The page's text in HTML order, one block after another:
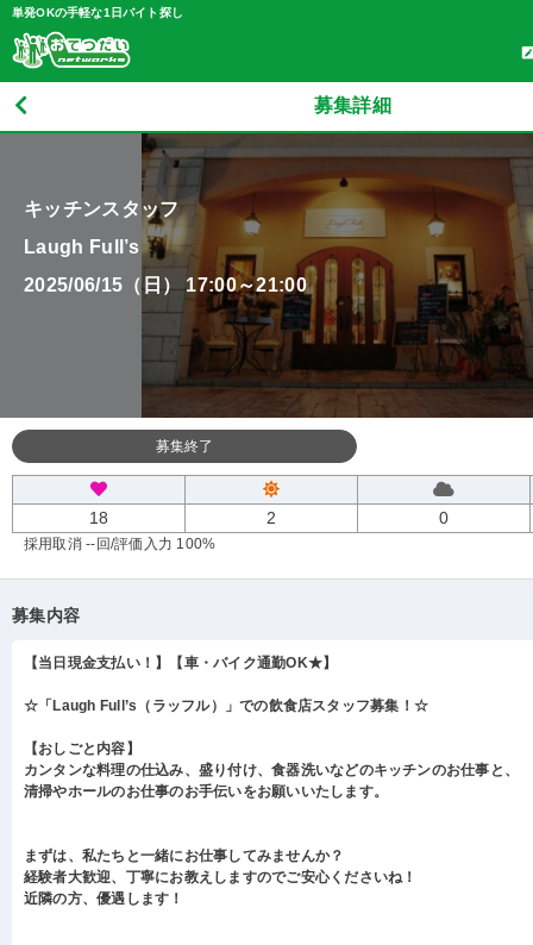
単発OKの手軽な1日バイト探し
募集詳細
キッチンスタッフ
Laugh Full’s
2025/06/15（日） 17:00～21:00
募集終了
18 2 0
採用取消 --回/評価入力 100%
募集内容
【当日現金支払い！】【車・バイク通勤OK★】
☆「Laugh Full’s（ラッフル）」での飲食店スタッフ募集！☆
【おしごと内容】
カンタンな料理の仕込み、盛り付け、食器洗いなどのキッチンのお仕事と、
清掃やホールのお仕事のお手伝いをお願いいたします。
まずは、私たちと一緒にお仕事してみませんか？
経験者大歓迎、丁寧にお教えしますのでご安心くださいね！
近隣の方、優遇します！